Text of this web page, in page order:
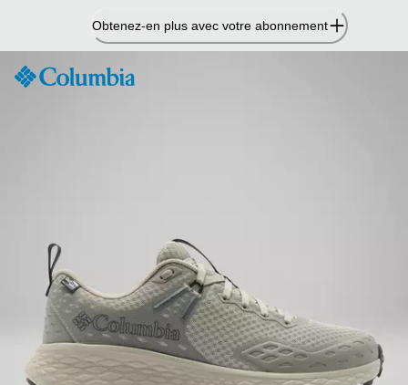
contenu
Obtenez-en plus avec votre abonnement